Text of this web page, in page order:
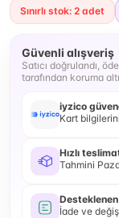
Sınırlı stok: 2 adet
Güvenli alışveriş
Satıcı doğrulandı,
tarafından koruma
iyzico
Kart
Hızlı
Tahmini
İade ve